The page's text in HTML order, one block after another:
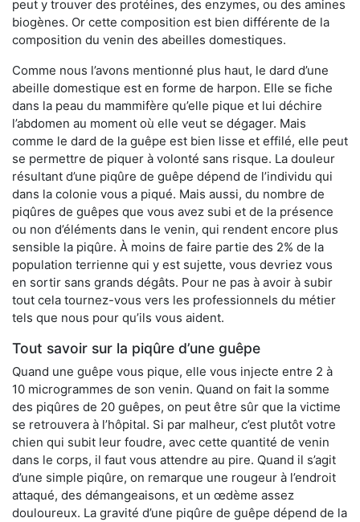
peut y trouver des protéines, des enzymes, ou des amines
biogènes. Or cette composition est bien différente de la
composition du venin des abeilles domestiques.
Comme nous l’avons mentionné plus haut, le dard d’une
abeille domestique est en forme de harpon. Elle se fiche
dans la peau du mammifère qu’elle pique et lui déchire
l’abdomen au moment où elle veut se dégager. Mais
comme le dard de la guêpe est bien lisse et effilé, elle peut
se permettre de piquer à volonté sans risque. La douleur
résultant d’une piqûre de guêpe dépend de l’individu qui
dans la colonie vous a piqué. Mais aussi, du nombre de
piqûres de guêpes que vous avez subi et de la présence
ou non d’éléments dans le venin, qui rendent encore plus
sensible la piqûre. À moins de faire partie des 2% de la
population terrienne qui y est sujette, vous devriez vous
en sortir sans grands dégâts. Pour ne pas à avoir à subir
tout cela tournez-vous vers les professionnels du métier
tels que nous pour qu’ils vous aident.
Tout savoir sur la piqûre d’une guêpe
Quand une guêpe vous pique, elle vous injecte entre 2 à
10 microgrammes de son venin. Quand on fait la somme
des piqûres de 20 guêpes, on peut être sûr que la victime
se retrouvera à l’hôpital. Si par malheur, c’est plutôt votre
chien qui subit leur foudre, avec cette quantité de venin
dans le corps, il faut vous attendre au pire. Quand il s’agit
d’une simple piqûre, on remarque une rougeur à l’endroit
attaqué, des démangeaisons, et un œdème assez
douloureux. La gravité d’une piqûre de guêpe dépend de la